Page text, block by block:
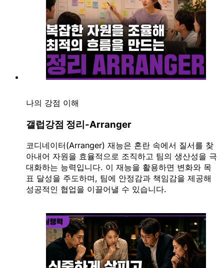
나의 강점 이해
갤럽강점 정리-Arranger
코디네이터(Arranger) 재능은 혼란 속에서 질서를 찾
아내어 자원을 효율적으로 조직하고 팀의 생산성을 극
대화하는 능력입니다. 이 재능을 활용하면 변화와 목
표 달성을 주도하며, 팀에 안정감과 책임감을 제공해
성공적인 협업을 이끌어낼 수 있습니다.